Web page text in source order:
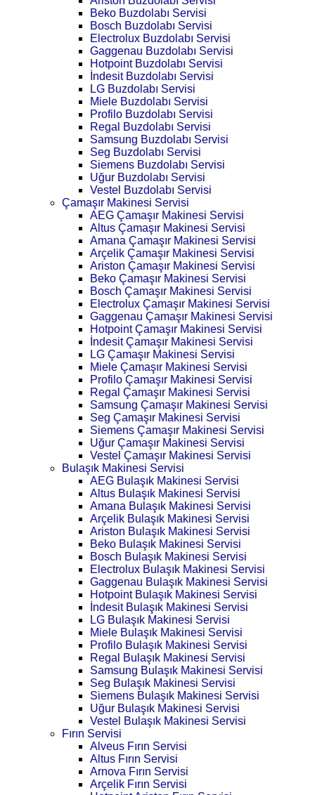
Beko Buzdolabı Servisi
Bosch Buzdolabı Servisi
Electrolux Buzdolabı Servisi
Gaggenau Buzdolabı Servisi
Hotpoint Buzdolabı Servisi
İndesit Buzdolabı Servisi
LG Buzdolabı Servisi
Miele Buzdolabı Servisi
Profilo Buzdolabı Servisi
Regal Buzdolabı Servisi
Samsung Buzdolabı Servisi
Seg Buzdolabı Servisi
Siemens Buzdolabı Servisi
Uğur Buzdolabı Servisi
Vestel Buzdolabı Servisi
Çamaşır Makinesi Servisi
AEG Çamaşır Makinesi Servisi
Altus Çamaşır Makinesi Servisi
Amana Çamaşır Makinesi Servisi
Arçelik Çamaşır Makinesi Servisi
Ariston Çamaşır Makinesi Servisi
Beko Çamaşır Makinesi Servisi
Bosch Çamaşır Makinesi Servisi
Electrolux Çamaşır Makinesi Servisi
Gaggenau Çamaşır Makinesi Servisi
Hotpoint Çamaşır Makinesi Servisi
İndesit Çamaşır Makinesi Servisi
LG Çamaşır Makinesi Servisi
Miele Çamaşır Makinesi Servisi
Profilo Çamaşır Makinesi Servisi
Regal Çamaşır Makinesi Servisi
Samsung Çamaşır Makinesi Servisi
Seg Çamaşır Makinesi Servisi
Siemens Çamaşır Makinesi Servisi
Uğur Çamaşır Makinesi Servisi
Vestel Çamaşır Makinesi Servisi
Bulaşık Makinesi Servisi
AEG Bulaşık Makinesi Servisi
Altus Bulaşık Makinesi Servisi
Amana Bulaşık Makinesi Servisi
Arçelik Bulaşık Makinesi Servisi
Ariston Bulaşık Makinesi Servisi
Beko Bulaşık Makinesi Servisi
Bosch Bulaşık Makinesi Servisi
Electrolux Bulaşık Makinesi Servisi
Gaggenau Bulaşık Makinesi Servisi
Hotpoint Bulaşık Makinesi Servisi
İndesit Bulaşık Makinesi Servisi
LG Bulaşık Makinesi Servisi
Miele Bulaşık Makinesi Servisi
Profilo Bulaşık Makinesi Servisi
Regal Bulaşık Makinesi Servisi
Samsung Bulaşık Makinesi Servisi
Seg Bulaşık Makinesi Servisi
Siemens Bulaşık Makinesi Servisi
Uğur Bulaşık Makinesi Servisi
Vestel Bulaşık Makinesi Servisi
Fırın Servisi
Alveus Fırın Servisi
Altus Fırın Servisi
Arnova Fırın Servisi
Arçelik Fırın Servisi